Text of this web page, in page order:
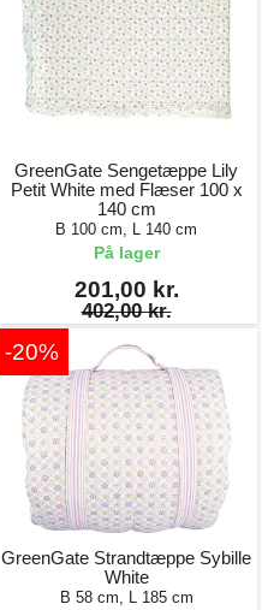
GreenGate Sengetæppe Lily
Petit White med Flæser 100 x
140 cm
B 100 cm, L 140 cm
På lager
201,00 kr.
402,00 kr.
-20%
GreenGate Strandtæppe Sybille
White
B 58 cm, L 185 cm